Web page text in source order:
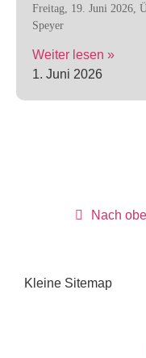
Freitag, 19. Juni 2026,
Speyer
Weiter lesen »
1. Juni 2026
Nach
Kleine Sitemap